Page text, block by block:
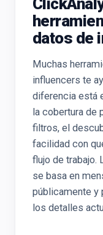
datos de
Muchas
influencers te
diferencia está
la cobertura de
filtros, el
facilidad con
flujo de trabajo.
se basa en
públicamente y
los detalles